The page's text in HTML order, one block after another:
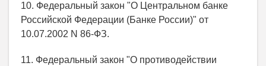
10. Федеральный закон "О Центральном банке
Российской Федерации (Банке России)" от
10.07.2002 N 86-ФЗ.
11. Федеральный закон "О противодействии